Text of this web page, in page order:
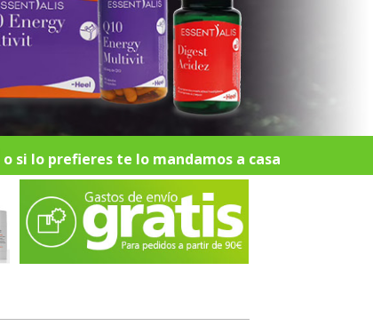
o si lo prefieres te lo mandamos a casa